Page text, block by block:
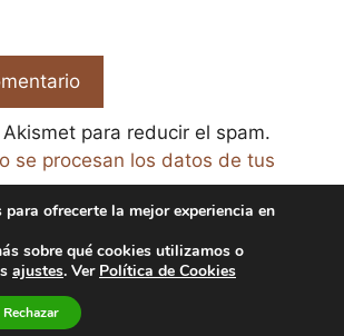
para reducir el spam.
se procesan los datos de tus
de la Cerveza -
-Política de Cookies
ofrecerte la mejor experiencia en
sobre qué cookies utilizamos o
ajustes. Ver Política de Cookies
Rechazar